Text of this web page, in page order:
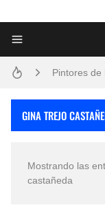
Pintores de
GINA TREJO
Mostrando las
castañeda